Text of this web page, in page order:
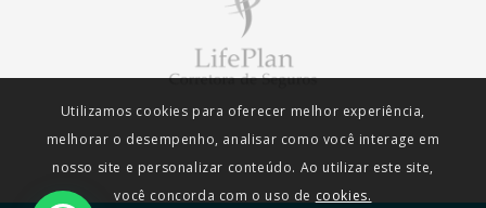
Utilizamos cookies para oferecer melhor experiência,
melhorar o desempenho, analisar como você interage em
nosso site e personalizar conteúdo. Ao utilizar este site,
você concorda com o uso de cookies.